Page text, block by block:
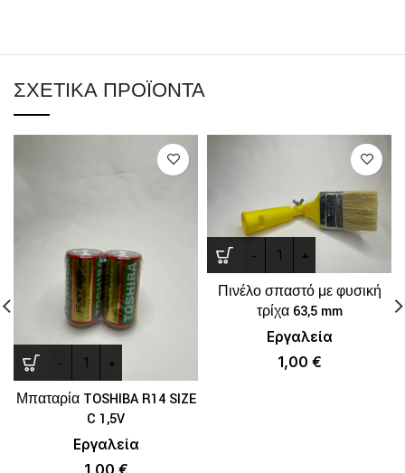
ΣΧΕΤΙΚΆ ΠΡΟΪΌΝΤΑ
Μπαταρία TOSHIBA R14 SIZE
C 1,5V
Εργαλεία
1,00 €
Πινέλο σπαστό με φυσική
τρίχα 63,5 mm
Εργαλεία
1,00 €